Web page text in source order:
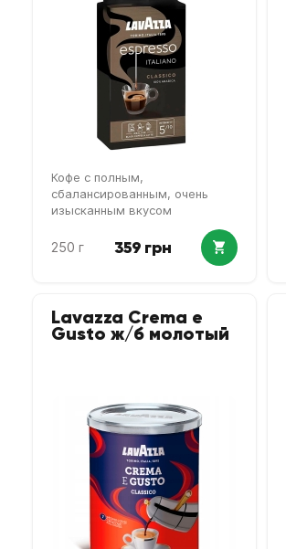
Кофе с полным,
сбалансированным, очень
изысканным вкусом
250 г 359 грн
Lavazza Crema e
Gusto ж/б молотый